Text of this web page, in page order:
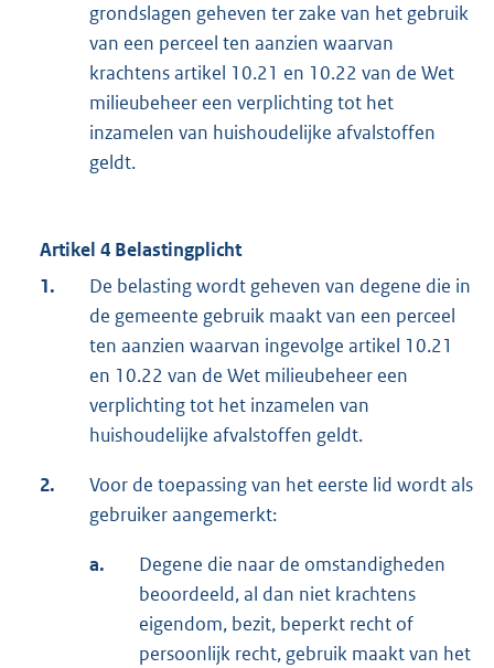
grondslagen geheven ter zake van het gebruik
van een perceel ten aanzien waarvan
krachtens artikel 10.21 en 10.22 van de Wet
milieubeheer een verplichting tot het
inzamelen van huishoudelijke afvalstoffen
geldt.
Artikel 4 Belastingplicht
1.
De belasting wordt geheven van degene die in
de gemeente gebruik maakt van een perceel
ten aanzien waarvan ingevolge artikel 10.21
en 10.22 van de Wet milieubeheer een
verplichting tot het inzamelen van
huishoudelijke afvalstoffen geldt.
2.
Voor de toepassing van het eerste lid wordt als
gebruiker aangemerkt:
a.
Degene die naar de omstandigheden
beoordeeld, al dan niet krachtens
eigendom, bezit, beperkt recht of
persoonlijk recht, gebruik maakt van het